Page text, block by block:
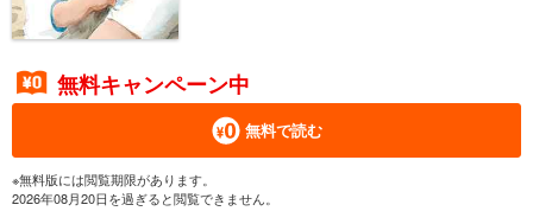
無料キャンペーン中
無料で読む
※無料版には閲覧期限があります。
2026年08月20日を過ぎると閲覧できません。